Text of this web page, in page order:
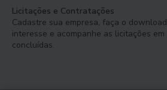
Licitações e Contratações
Cadastre sua empresa, faça o
interesse e acompanhe as licitações
concluídas.